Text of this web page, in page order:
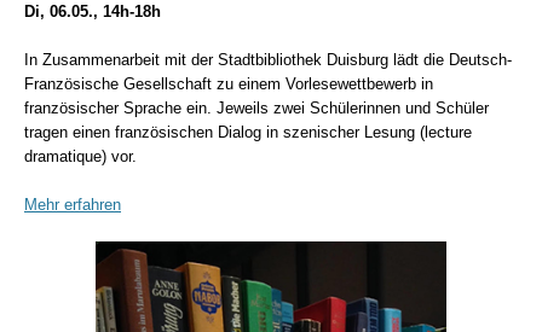
Di, 06.05., 14h-18h
In Zusammenarbeit mit der Stadtbibliothek Duisburg lädt die Deutsch-
Französische Gesellschaft zu einem Vorlesewettbewerb in
französischer Sprache ein. Jeweils zwei Schülerinnen und Schüler
tragen einen französischen Dialog in szenischer Lesung ( lecture
dramatique) vor.
Mehr erfahren